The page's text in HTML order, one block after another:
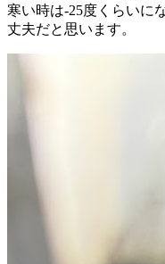
寒い時は-25度くらいに
丈夫だと思います。